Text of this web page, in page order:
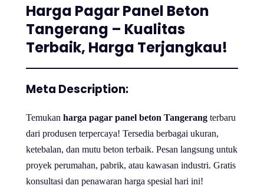
Harga Pagar Panel Beton
Tangerang – Kualitas
Terbaik, Harga Terjangkau!
Meta Description:
Temukan harga pagar panel beton Tangerang terbaru
dari produsen terpercaya! Tersedia berbagai ukuran,
ketebalan, dan mutu beton terbaik. Pesan langsung untuk
proyek perumahan, pabrik, atau kawasan industri. Gratis
konsultasi dan penawaran harga spesial hari ini!